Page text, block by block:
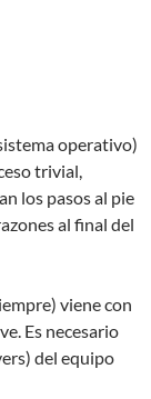
operativo)
trivial,
los pasos al pie
al final del
viene con
Es necesario
del equipo